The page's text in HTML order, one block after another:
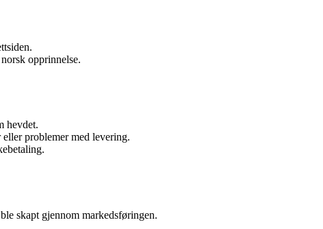
opprinnelse.
hevdet.
problemer med levering.
skapt gjennom markedsføringen.